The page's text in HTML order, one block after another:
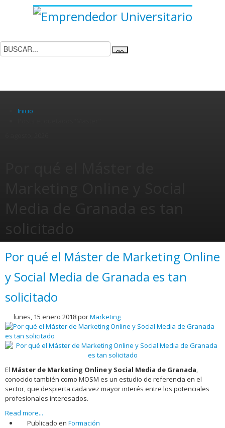
Inicio
solicitado
Por qué el Máster de Marketing Online
y Social Media de Granada es tan
solicitado
lunes, 15 enero 2018porMarketing
El Máster de Marketing Online y Social Media de Granada
conocido también como MOSM es un estudio de referencia en el
sector, que despierta cada vez mayor interés entre los potenciales
profesionales interesados.
Read more...
Publicado en Formación